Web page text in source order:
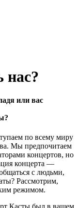
нас?
или вас
по всему миру
Мы предпочитаем
концертов, но
концерта —
с людьми,
Рассмотрим,
режимом.
Касты был в вашем